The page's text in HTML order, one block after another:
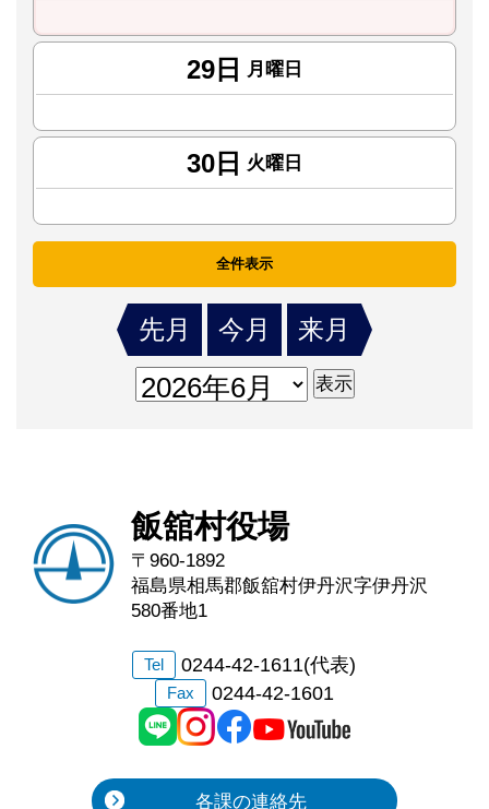
29日 月曜日
30日 火曜日
全件表示
先月 今月 来月
飯舘村役場
〒960-1892
福島県相馬郡飯舘村伊丹沢字伊丹沢
580番地1
Tel 0244-42-1611(代表)
Fax 0244-42-1601
各課の連絡先